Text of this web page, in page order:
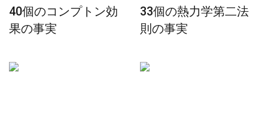
40個のコンプトン効
果の事実
33個の熱力学第二法
則の事実